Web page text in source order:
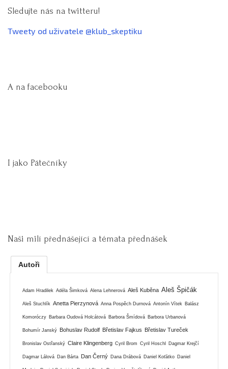
Sledujte nás na twitteru!
Tweety od uživatele @klub_skeptiku
A na facebooku
I jako Pátečníky
Naši milí přednášející a témata přednášek
Autoři
Adam Hradilek Adéla Šimková Alena Lehnerová Aleš Kuběna Aleš Špičák
Aleš Stuchlík Anetta Pierzynová Anna Pospěch Durnová Antonín Vítek Balász
Komoróczy Barbara Oudová Holcátová Barbora Šmídová Barbora Urbanová
Bohumír Janský Bohuslav Rudolf Břetislav Fajkus Břetislav Tureček
Bronislav Ostřanský Claire Klingenberg Cyril Brom Cyril Hoschl Dagmar Krejčí
Dagmar Lálová Dan Bárta Dan Černý Dana Drábová Daniel Koťátko Daniel